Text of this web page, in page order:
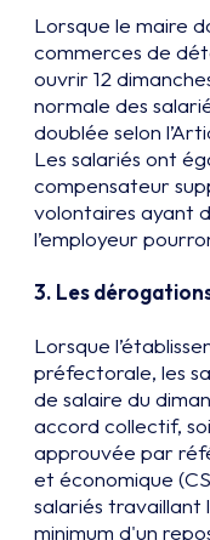
Lorsque le maire
commerces de
ouvrir 12
normale des
doublée selon
Les salariés ont
compensateur
volontaires ayant
l’employeur
3. Les
Lorsque
préfectorale, les
de salaire du
accord collectif,
approuvée par
et économique
salariés travaillant
minimum d'un